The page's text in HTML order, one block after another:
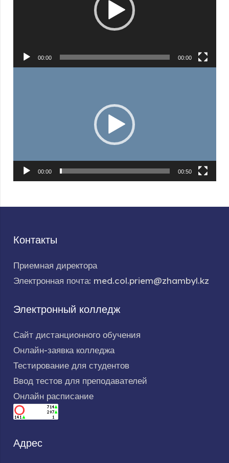
00:00 00:00
00:00 00:50
Контакты
Приемная директора
Электронная почта: med.col.priem@zhambyl.kz
Электронный колледж
Сайт дистанционного обучения
Онлайн-заявка колледжа
Тестирование для студентов
Ввод тестов для преподавателей
Онлайн расписание
Адрес